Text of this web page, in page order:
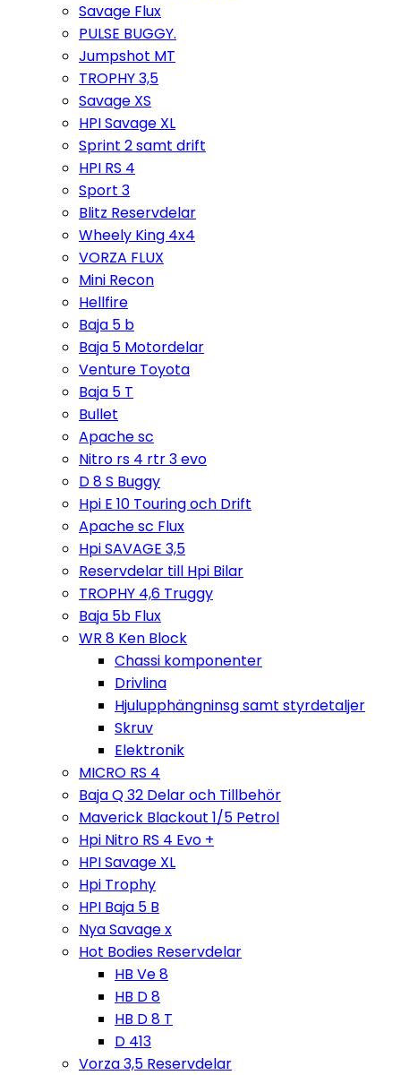
Savage Flux
PULSE BUGGY.
Jumpshot MT
TROPHY 3,5
Savage XS
HPI Savage XL
Sprint 2 samt drift
HPI RS 4
Sport 3
Blitz Reservdelar
Wheely King 4x4
VORZA FLUX
Mini Recon
Hellfire
Baja 5 b
Baja 5 Motordelar
Venture Toyota
Baja 5 T
Bullet
Apache sc
Nitro rs 4 rtr 3 evo
D 8 S Buggy
Hpi E 10 Touring och Drift
Apache sc Flux
Hpi SAVAGE 3,5
Reservdelar till Hpi Bilar
TROPHY 4,6 Truggy
Baja 5b Flux
WR 8 Ken Block
Chassi komponenter
Drivlina
Hjulupphängninsg samt styrdetaljer
Skruv
Elektronik
MICRO RS 4
Baja Q 32 Delar och Tillbehör
Maverick Blackout 1/5 Petrol
Hpi Nitro RS 4 Evo +
HPI Savage XL
Hpi Trophy
HPI Baja 5 B
Nya Savage x
Hot Bodies Reservdelar
HB Ve 8
HB D 8
HB D 8 T
D 413
Vorza 3,5 Reservdelar